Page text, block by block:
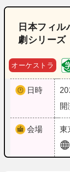
日本フィ
劇シリーズ
オーケストラ
日時
開
会場 東